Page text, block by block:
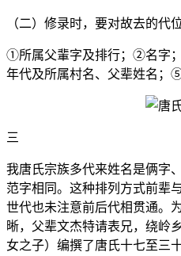
（二）修录时，要对故去的代
①所属父輩字及排行；②名字
年代及所属村名、父辈姓名；
三
我唐氏宗族多代来姓名是俩字
范字相同。这种排列方式前辈
世代也未注意前后代相贯通。
晰，父辈文杰特请表兄，绕岭
女之子）编撰了唐氏十七至三